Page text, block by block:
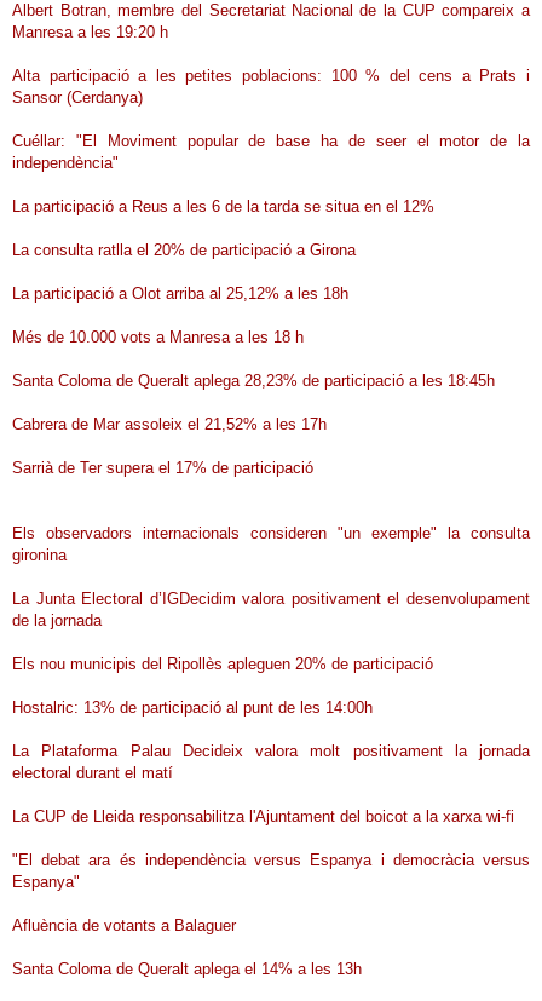
Albert Botran, membre del Secretariat Nacional de la CUP compareix a
Manresa a les 19:20 h
Alta participació a les petites poblacions: 100 % del cens a Prats i
Sansor (Cerdanya)
Cuéllar: "El Moviment popular de base ha de seer el motor de la
independència"
La participació a Reus a les 6 de la tarda se situa en el 12%
La consulta ratlla el 20% de participació a Girona
La participació a Olot arriba al 25,12% a les 18h
Més de 10.000 vots a Manresa a les 18 h
Santa Coloma de Queralt aplega 28,23% de participació a les 18:45h
Cabrera de Mar assoleix el 21,52% a les 17h
Sarrià de Ter supera el 17% de participació
Els observadors internacionals consideren "un exemple" la consulta
gironina
La Junta Electoral d’IGDecidim valora positivament el desenvolupament
de la jornada
Els nou municipis del Ripollès apleguen 20% de participació
Hostalric: 13% de participació al punt de les 14:00h
La Plataforma Palau Decideix valora molt positivament la jornada
electoral durant el matí
La CUP de Lleida responsabilitza l'Ajuntament del boicot a la xarxa wi-fi
"El debat ara és independència versus Espanya i democràcia versus
Espanya"
Afluència de votants a Balaguer
Santa Coloma de Queralt aplega el 14% a les 13h